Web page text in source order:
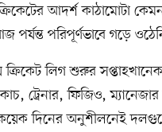
আদর্শ কাঠামোটা
পর্যন্ত পরিপূর্ণভাবে গড়ে
লিগ শুরুর
ট্রেনার, ফিজিও,
কয়েক দিনের অনুশীলনেই